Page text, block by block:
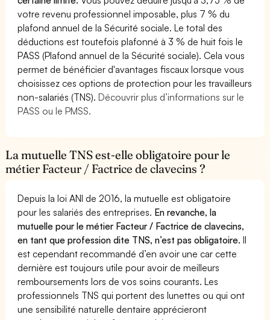
votre revenu professionnel imposable, plus 7 % du
plafond annuel de la Sécurité sociale. Le total des
déductions est toutefois plafonné à 3 % de huit fois le
PASS (Plafond annuel de la Sécurité sociale). Cela vous
permet de bénéficier d'avantages fiscaux lorsque vous
choisissez ces options de protection pour les travailleurs
non-salariés (TNS).Découvrir plus d’informations sur le
PASS ou le PMSS.
La mutuelle TNS est-elle obligatoire pour le
métier Facteur / Factrice de clavecins ?
Depuis la loi ANI de 2016, la mutuelle est obligatoire
pour les salariés des entreprises. En revanche, la
mutuelle pour le métier Facteur / Factrice de clavecins,
en tant que profession dite TNS, n’est pas obligatoire.Il
est cependant recommandé d’en avoir une car cette
dernière est toujours utile pour avoir de meilleurs
remboursements lors de vos soins courants. Les
professionnels TNS qui portent des lunettes ou qui ont
une sensibilité naturelle dentaire apprécieront